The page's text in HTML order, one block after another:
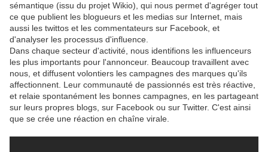
sémantique (issu du projet Wikio), qui nous permet d'agréger tout
ce que publient les blogueurs et les medias sur Internet, mais
aussi les twittos et les commentateurs sur Facebook, et
d'analyser les processus d'influence.
Dans chaque secteur d'activité, nous identifions les influenceurs
les plus importants pour l'annonceur. Beaucoup travaillent avec
nous, et diffusent volontiers les campagnes des marques qu'ils
affectionnent. Leur communauté de passionnés est très réactive,
et relaie spontanément les bonnes campagnes, en les partageant
sur leurs propres blogs, sur Facebook ou sur Twitter. C'est ainsi
que se crée une réaction en chaîne virale.